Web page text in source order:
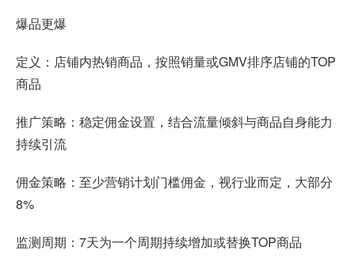
爆品更爆
定义：店铺内热销商品，按照销量或GMV排序店铺的TOP
商品
推广策略：稳定佣金设置，结合流量倾斜与商品自身能力
持续引流
佣金策略：至少营销计划门槛佣金，视行业而定，大部分
8%
监测周期：7天为一个周期持续增加或替换TOP商品